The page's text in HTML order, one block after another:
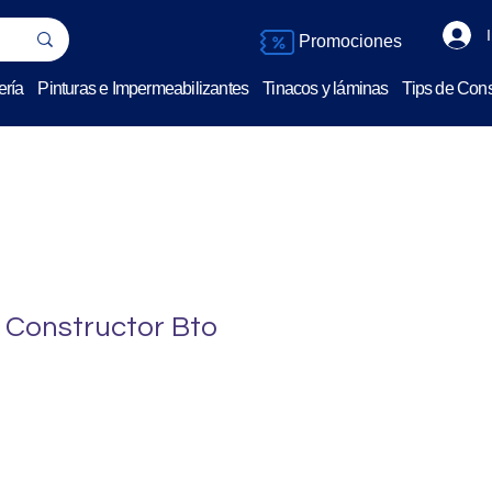
Pinturas e Impermeabilizantes Tinacos y láminas Tips de
Promociones
Constructor Bto